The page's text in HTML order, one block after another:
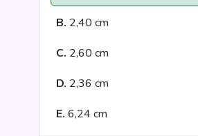
B. 2,40 cm
C. 2,60 cm
D. 2,36 cm
E. 6,24 cm